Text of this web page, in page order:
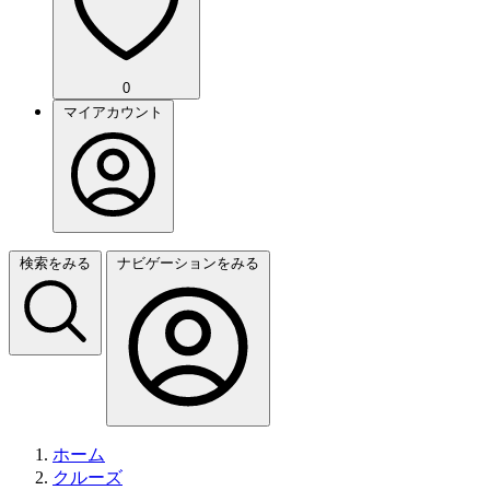
0
マイアカウント
検索をみる ナビゲーションをみる
ホーム
クルーズ